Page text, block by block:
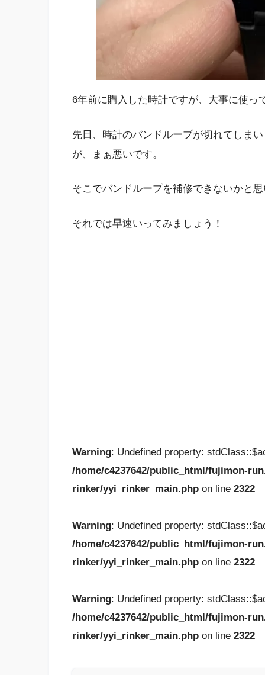
6年前に購入した時計ですが、大事に使っ
先日、時計のバンドループが切れてしま
が、まぁ悪いです。
そこでバンドループを補修できないかと
それでは早速いってみましょう！
Warning: Undefined property:
/home/c4237642/public_html/fujimon-
rinker/yyi_rinker_main.php on line 2322
Warning: Undefined property:
/home/c4237642/public_html/fujimon-
rinker/yyi_rinker_main.php on line 2322
Warning: Undefined property:
/home/c4237642/public_html/fujimon-
rinker/yyi_rinker_main.php on line 2322